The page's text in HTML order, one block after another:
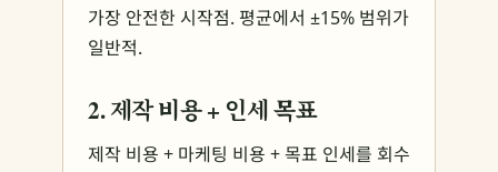
가장 안전한 시작점. 평균에서 ±15% 범위가
일반적.
2. 제작 비용 + 인세 목표
제작 비용 + 마케팅 비용 + 목표 인세를 회수